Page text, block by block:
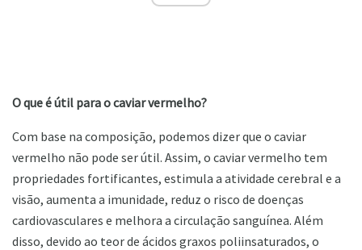
O que é útil para o caviar vermelho?
Com base na composição, podemos dizer que o caviar
vermelho não pode ser útil. Assim, o caviar vermelho tem
propriedades fortificantes, estimula a atividade cerebral e a
visão, aumenta a imunidade, reduz o risco de doenças
cardiovasculares e melhora a circulação sanguínea. Além
disso, devido ao teor de ácidos graxos poliinsaturados, o